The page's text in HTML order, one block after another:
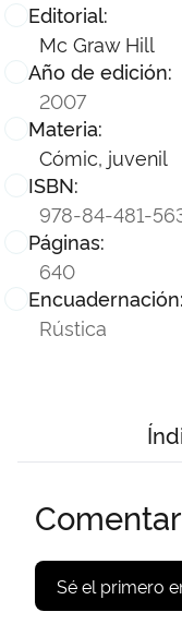
Editorial:
Mc Graw Hill
Año de edición:
2007
Materia:
Cómic, juvenil
ISBN:
978-84-481-
Páginas:
640
Encuadernación:
Rústica
Sé el primero